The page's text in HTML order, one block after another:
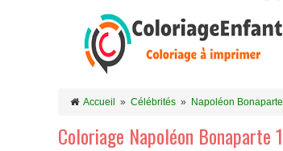
Accueil » Célébrités » Napoléon Bonaparte
Coloriage Napoléon Bonaparte 1